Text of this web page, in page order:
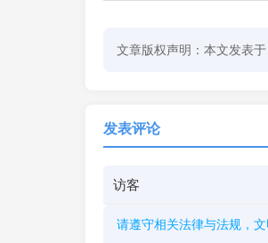
文章版权声明：本文发表于
发表评论